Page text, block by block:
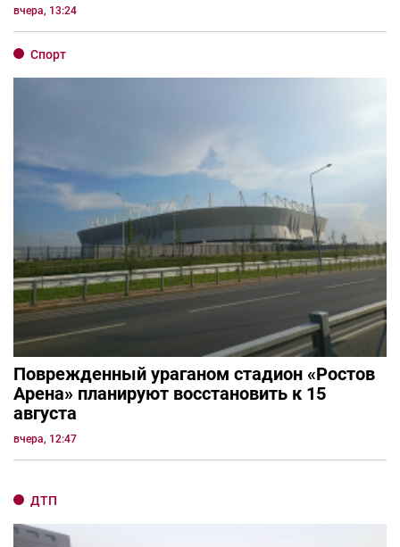
вчера, 13:24
Спорт
Поврежденный ураганом стадион «Ростов
Арена» планируют восстановить к 15
августа
вчера, 12:47
ДТП